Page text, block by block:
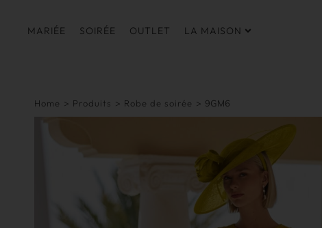
MARIÉE SOIRÉE OUTLET LA MAISON
Home > Produits > Robe de soirée > 9GM6